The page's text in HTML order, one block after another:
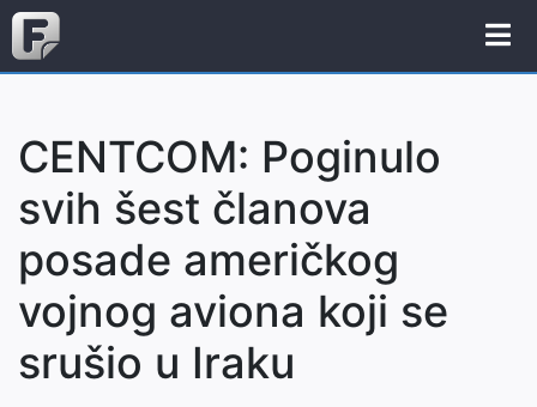
CENTCOM: Poginulo
svih šest članova
posade američkog
vojnog aviona koji se
srušio u Iraku